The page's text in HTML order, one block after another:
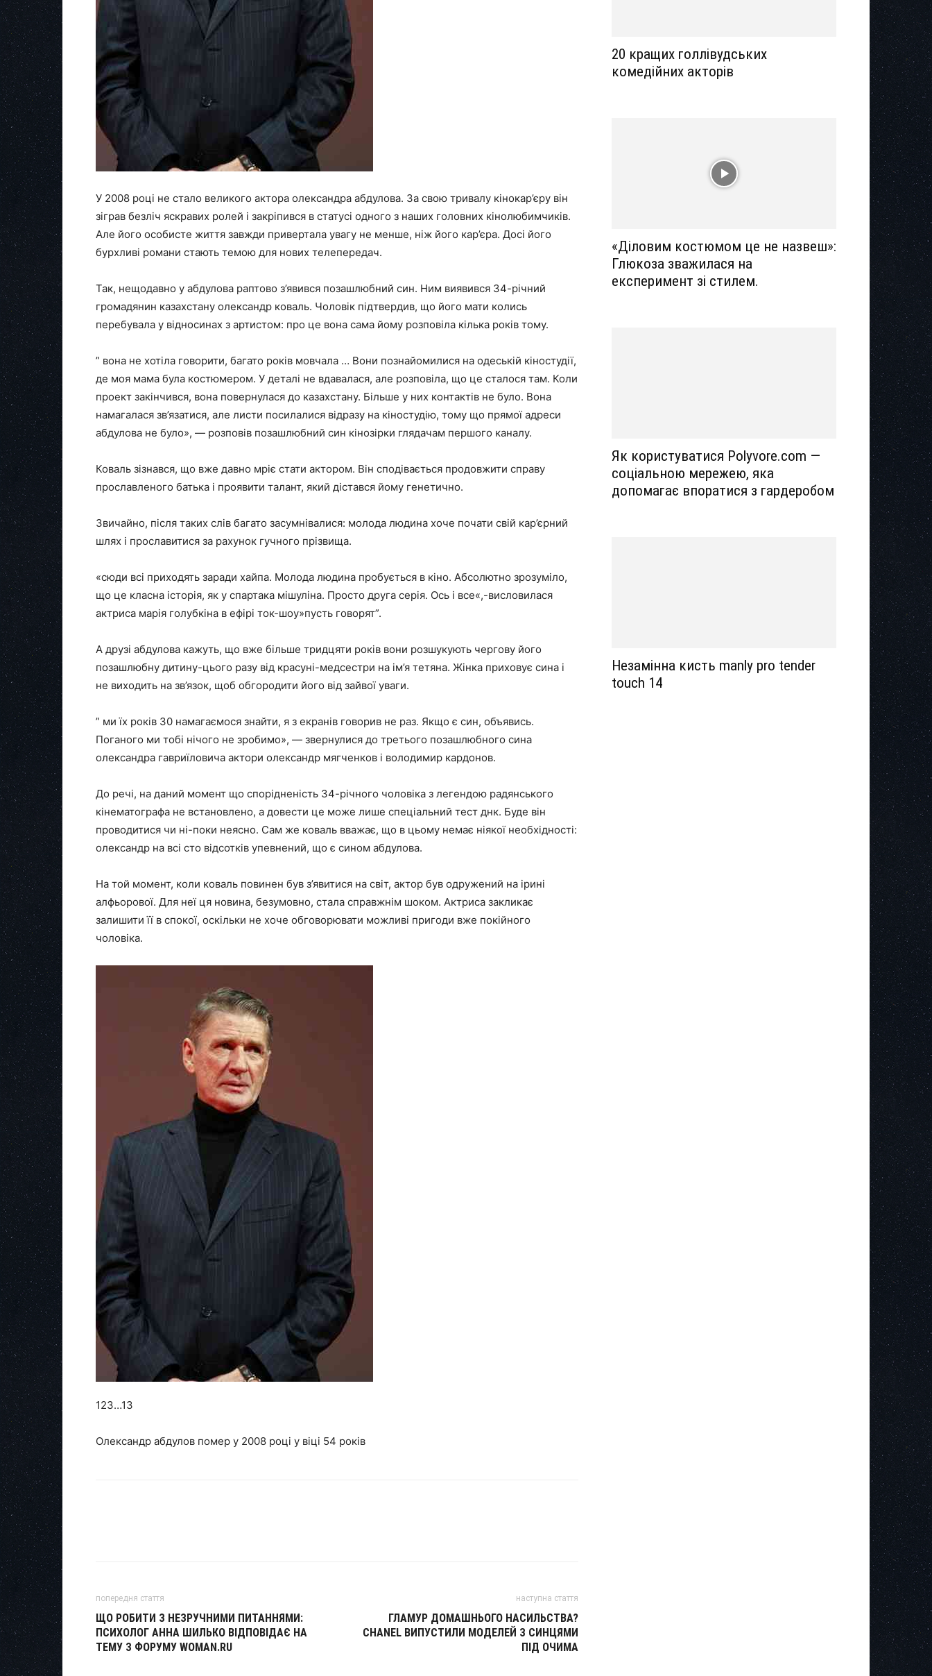
У 2008 році не стало великого актора олександра абдулова. За свою тривалу кінокар’єру він
зіграв безліч яскравих ролей і закріпився в статусі одного з наших головних кінолюбимчиків.
Але його особисте життя завжди привертала увагу не менше, ніж його кар’єра. Досі його
бурхливі романи стають темою для нових телепередач.
Так, нещодавно у абдулова раптово з’явився позашлюбний син. Ним виявився 34-річний
громадянин казахстану олександр коваль. Чоловік підтвердив, що його мати колись
перебувала у відносинах з артистом: про це вона сама йому розповіла кілька років тому.
” вона не хотіла говорити, багато років мовчала … Вони познайомилися на одеській кіностудії,
де моя мама була костюмером. У деталі не вдавалася, але розповіла, що це сталося там. Коли
проект закінчився, вона повернулася до казахстану. Більше у них контактів не було. Вона
намагалася зв’язатися, але листи посилалися відразу на кіностудію, тому що прямої адреси
абдулова не було», — розповів позашлюбний син кінозірки глядачам першого каналу.
Коваль зізнався, що вже давно мріє стати актором. Він сподівається продовжити справу
прославленого батька і проявити талант, який дістався йому генетично.
Звичайно, після таких слів багато засумнівалися: молода людина хоче почати свій кар’єрний
шлях і прославитися за рахунок гучного прізвища.
«сюди всі приходять заради хайпа. Молода людина пробується в кіно. Абсолютно зрозуміло,
що це класна історія, як у спартака мішуліна. Просто друга серія. Ось і все«,-висловилася
актриса марія голубкіна в ефірі ток-шоу»пусть говорят”.
А друзі абдулова кажуть, що вже більше тридцяти років вони розшукують чергову його
позашлюбну дитину-цього разу від красуні-медсестри на ім’я тетяна. Жінка приховує сина і
не виходить на зв’язок, щоб обгородити його від зайвої уваги.
” ми їх років 30 намагаємося знайти, я з екранів говорив не раз. Якщо є син, объявись.
Поганого ми тобі нічого не зробимо», — звернулися до третього позашлюбного сина
олександра гавриїловича актори олександр мягченков і володимир кардонов.
До речі, на даний момент що спорідненість 34-річного чоловіка з легендою радянського
кінематографа не встановлено, а довести це може лише спеціальний тест днк. Буде він
проводитися чи ні-поки неясно. Сам же коваль вважає, що в цьому немає ніякої необхідності:
олександр на всі сто відсотків упевнений, що є сином абдулова.
На той момент, коли коваль повинен був з’явитися на світ, актор був одружений на ірині
алфьорової. Для неї ця новина, безумовно, стала справжнім шоком. Актриса закликає
залишити її в спокої, оскільки не хоче обговорювати можливі пригоди вже покійного
чоловіка.
123…13
Олександр абдулов помер у 2008 році у віці 54 років
попередня стаття
ЩО РОБИТИ З НЕЗРУЧНИМИ ПИТАННЯМИ:
ПСИХОЛОГ АННА ШИЛЬКО ВІДПОВІДАЄ НА
ТЕМУ З ФОРУМУ WOMAN.RU
наступна стаття
ГЛАМУР ДОМАШНЬОГО НАСИЛЬСТВА?
CHANEL ВИПУСТИЛИ МОДЕЛЕЙ З СИНЦЯМИ
ПІД ОЧИМА
20 кращих голлівудських
комедійних акторів
«Діловим костюмом це не назвеш»:
Глюкоза зважилася на
експеримент зі стилем.
Як користуватися Polyvore.com —
соціальною мережею, яка
допомагає впоратися з гардеробом
Незамінна кисть manly pro tender
touch 14